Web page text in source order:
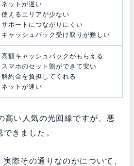
ネットが遅い
使えるエリアが少ない
サポートにつながりにくい
キャッシュバック受け取りが難しい
高額キャッシュバックがもらえる
スマホのセット割ができて安い
解約金を負担してくれる
ネットが速い
高い人気の光回線ですが、悪
きました。
際その通りなのかについて、